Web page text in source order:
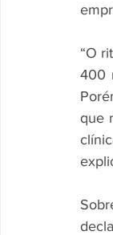
“O
400
que